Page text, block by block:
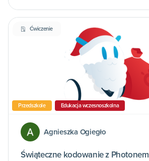
Ćwiczenie
Przedszkole Edukacja wczesnoszkolna
Agnieszka Ogiegło
Świąteczne kodowanie z Photonem